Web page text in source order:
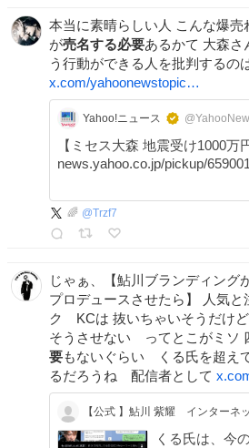
本当に素晴らしい人 こんな爆売
が売名する必要あるかて 大森さ
う行動ができる人を批判するの
x.com/yahoonewstopic…
Yahoo!ニュース
【ミセス大森 地震受け1000万
news.yahoo.co.jp/pickup/
🌈 @Trzf7
じゃぁ、【鮎川ブランデ
プロデュースさせたら】 人気
ク KCは 抜いちゃいそうだ
そうさせない ってとこがミソ
要もないぐらい くる氏を超え
るだろうね 配信者として
くる氏は、今